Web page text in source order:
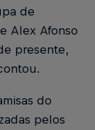
de
Alex Afonso
presente,
do
pelos